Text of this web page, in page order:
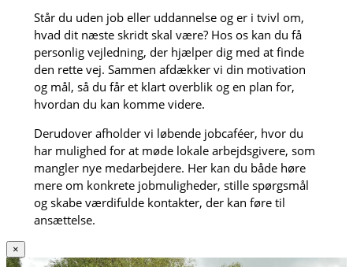
Står du uden job eller uddannelse og er i tvivl om,
hvad dit næste skridt skal være? Hos os kan du få
personlig vejledning, der hjælper dig med at finde
den rette vej. Sammen afdækker vi din motivation
og mål, så du får et klart overblik og en plan for,
hvordan du kan komme videre.
Derudover afholder vi løbende jobcaféer, hvor du
har mulighed for at møde lokale arbejdsgivere, som
mangler nye medarbejdere. Her kan du både høre
mere om konkrete jobmuligheder, stille spørgsmål
og skabe værdifulde kontakter, der kan føre til
ansættelse.
×